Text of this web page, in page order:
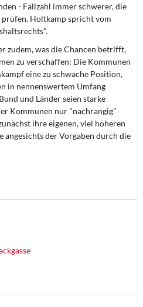
- Fallzahl immer schwerer, die
Holtkamp spricht vom
zudem, was die Chancen betrifft,
zu verschaffen: Die Kommunen
eine zu schwache Position,
in nennenswertem Umfang
und Länder seien starke
Kommunen nur "nachrangig"
ihre eigenen, viel höheren
angesichts der Vorgaben durch die